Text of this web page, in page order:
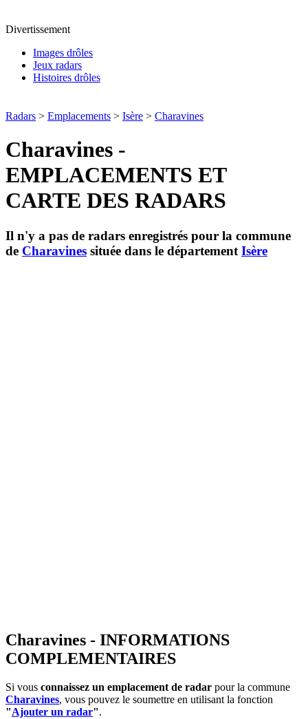
Divertissement
Images drôles
Jeux radars
Histoires drôles
Radars > Emplacements > Isère > Charavines
Charavines -
EMPLACEMENTS ET
CARTE DES RADARS
Il n'y a pas de radars enregistrés pour la commune
de Charavines située dans le département Isère
Charavines - INFORMATIONS
COMPLEMENTAIRES
Si vous connaissez un emplacement de radar pour la commune
Charavines, vous pouvez le soumettre en utilisant la fonction
"Ajouter un radar".